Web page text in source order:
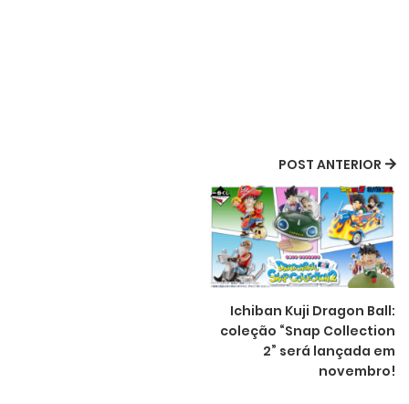
POST ANTERIOR
Ichiban Kuji Dragon Ball:
coleção “Snap Collection
2” será lançada em
novembro!